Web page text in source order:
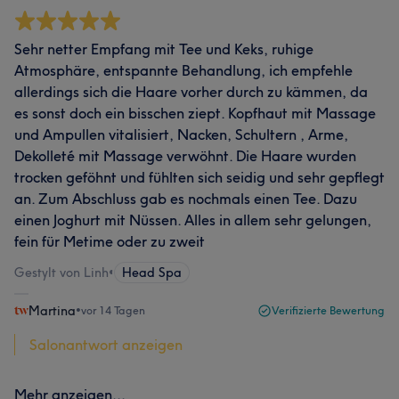
Sehr netter Empfang mit Tee und Keks, ruhige
Atmosphäre, entspannte Behandlung, ich empfehle
allerdings sich die Haare vorher durch zu kämmen, da
es sonst doch ein bisschen ziept. Kopfhaut mit Massage
und Ampullen vitalisiert, Nacken, Schultern , Arme,
Dekolleté mit Massage verwöhnt. Die Haare wurden
trocken geföhnt und fühlten sich seidig und sehr gepflegt
an. Zum Abschluss gab es nochmals einen Tee. Dazu
einen Joghurt mit Nüssen. Alles in allem sehr gelungen,
fein für Metime oder zu zweit
Gestylt von Linh• Head Spa
Martina•vor 14 Tagen Verifizierte Bewertung
Salonantwort anzeigen
Mehr anzeigen...